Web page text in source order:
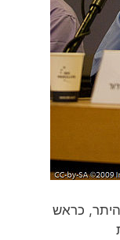
היתר, כראש